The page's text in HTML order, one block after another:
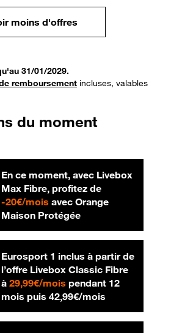
moins d'offres
31/01/2029.
remboursement incluses, valables
du moment
En ce moment, avec Livebox
Max Fibre, profitez de
-20€/mois20 € par mois
avec Orange
Maison Protégée
Eurosport 1 inclus à partir de
l’offre Livebox Classic Fibre
à 29,99€/mois29,99 € par mois
pendant 12
mois puis 42,99€/mois42,99 € par